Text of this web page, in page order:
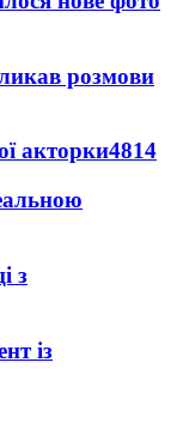
розмови
акторки4814
з
із